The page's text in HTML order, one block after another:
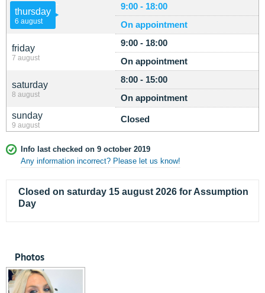
thursday
6 august
9:00 - 18:00
On appointment
friday
7 august
9:00 - 18:00
On appointment
saturday
8 august
8:00 - 15:00
On appointment
sunday
9 august
Closed
Info last checked on 9 october 2019
Any information incorrect? Please let us know!
Closed on saturday 15 august 2026 for Assumption
Day
Photos